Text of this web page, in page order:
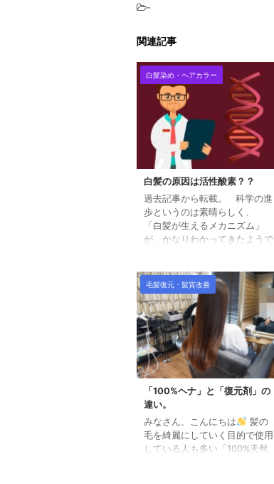
-
関連記事
白髪染め・ヘアカラー
白髪の原因は活性酸素？？
過去記事から転載。 科学の進
歩というのは素晴らしく、
「白髪が生えるメカニズム」
が、かなりわかってきたようで
細胞）やメラニン色素を受け取
る側の 「毛母細胞」の機能不
全で白髪になる。 ということ
らしいのです。 毛母細胞とは
毛乳頭周辺の細胞組織のこと。
毛乳頭から栄養素や酸素を受け
とり、細胞分裂することで髪の
毛をつくりだす。 毛母細胞の
機能不全の原因が 「老化、活
性酸素、紫外線、精神的ストレ
ス」 いわゆるゲノムストレス
（DNA ...
毛髪復元・髪質改善
「100%ヘナ」と「復元剤」の
違い。
みなさん、こんにちは
髪の
毛を綺麗にしていく目的で使用
している人も多い「100%天然